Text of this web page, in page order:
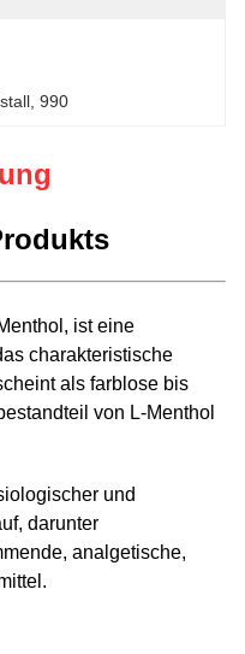
990
ist eine
charakteristische
als farblose bis
von L-Menthol
und
darunter
analgetische,